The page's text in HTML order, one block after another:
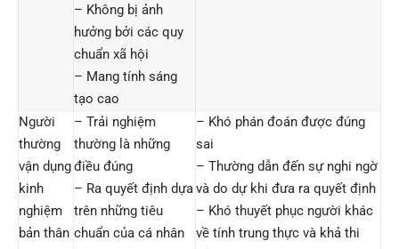
– Không bị ảnh
hưởng bởi các quy
chuẩn xã hội
– Mang tính sáng
tạo cao
Người
thường
vận dụng
kinh
nghiệm
bản thân
– Trải nghiệm
thường là những
điều đúng
– Ra quyết định dựa
trên những tiêu
chuẩn của cá nhân
– Khó phán đoán được đúng
sai
– Thường dẫn đến sự nghi ngờ
và do dự khi đưa ra quyết định
– Khó thuyết phục người khác
về tính trung thực và khả thi